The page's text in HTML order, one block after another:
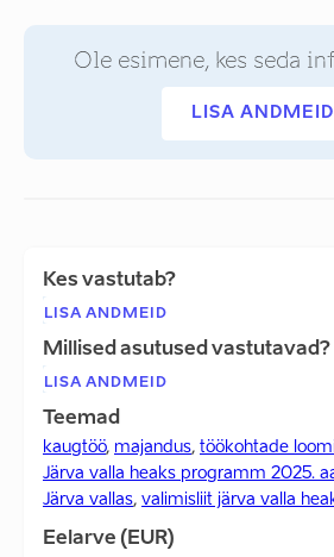
Ole esimene, kes seda
LISA ANDMEID
Kes vastutab?
LISA ANDMEID
Millised asutused vastutavad?
LISA ANDMEID
Teemad
kaugtöö, majandus, töökohtade
Järva valla heaks programm 2025.
Järva vallas, valimisliit järva valla
Eelarve (EUR)